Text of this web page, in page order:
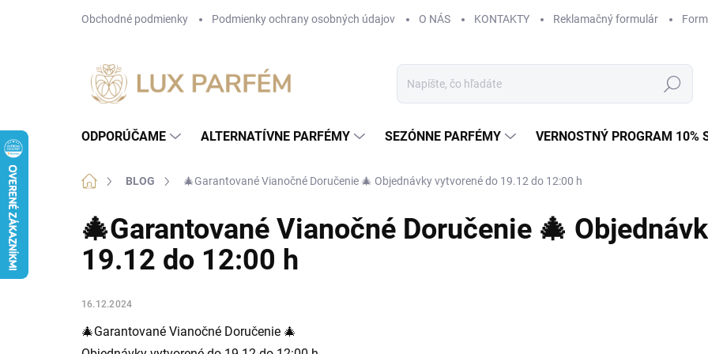
Obchodné podmienky Podmienky ochrany osobných údajov O NÁS KONTAKTY Reklamačný formulár
Hľadať
ODPORÚČAME ALTERNATÍVNE PARFÉMY SEZÓNNE PARFÉMY VERNOSTNÝ PROGRAM 10%
DomovBLOG 🎄Garantované Vianočné Doručenie 🎄 Objednávky vytvorené do 19.12 do 12:00 h
🎄Garantované Vianočné Doručenie 🎄
19.12 do 12:00 h
16.12.2024
🎄Garantované Vianočné Doručenie 🎄